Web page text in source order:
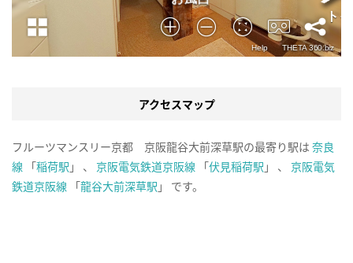
アクセスマップ
フルーツマンスリー京都 京阪龍谷大前深草駅の最寄り駅は 奈良
線 「稲荷駅 」 、 京阪電気鉄道京阪線 「伏見稲荷駅 」 、 京阪電気
鉄道京阪線 「龍谷大前深草駅 」 です。